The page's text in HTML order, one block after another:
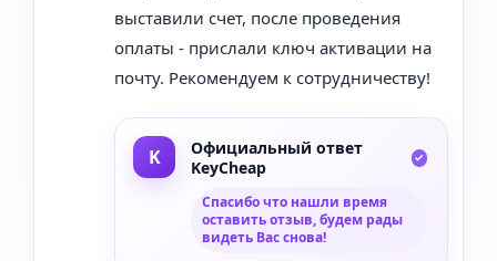
выставили счет, после проведения
оплаты - прислали ключ активации на
почту. Рекомендуем к сотрудничеству!
Официальный ответ
KeyCheap
Спасибо что нашли время
оставить отзыв, будем рады
видеть Вас снова!